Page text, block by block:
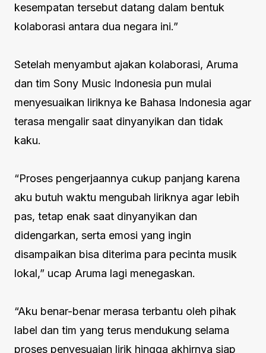
kesempatan tersebut datang dalam bentuk
kolaborasi antara dua negara ini.”
Setelah menyambut ajakan kolaborasi, Aruma
dan tim Sony Music Indonesia pun mulai
menyesuaikan liriknya ke Bahasa Indonesia agar
terasa mengalir saat dinyanyikan dan tidak
kaku.
“Proses pengerjaannya cukup panjang karena
aku butuh waktu mengubah liriknya agar lebih
pas, tetap enak saat dinyanyikan dan
didengarkan, serta emosi yang ingin
disampaikan bisa diterima para pecinta musik
lokal,” ucap Aruma lagi menegaskan.
“Aku benar-benar merasa terbantu oleh pihak
label dan tim yang terus mendukung selama
proses penyesuaian lirik hingga akhirnya siap